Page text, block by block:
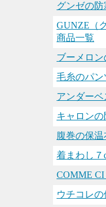
グンゼの
GUNZE（
商品一覧
ブーメロ
毛糸のパ
アンダー
キャロン
腹巻の保
着まわし７
COMME
ウチコレ